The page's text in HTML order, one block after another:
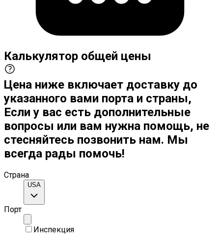
Калькулятор общей цены
Цена ниже включает доставку до
указанного вами порта и страны,
Если у вас есть дополнительные
вопросы или вам нужна помощь, не
стесняйтесь позвонить нам. Мы
всегда рады помочь!
Страна
USA
Порт
Инспекция